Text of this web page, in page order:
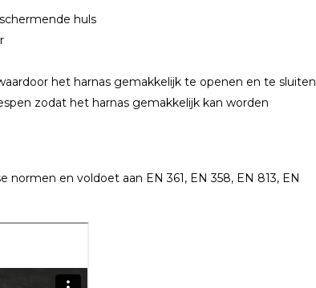
huls
het harnas gemakkelijk te openen en te sluiten
zodat het harnas gemakkelijk kan worden
en voldoet aan EN 361, EN 358, EN 813, EN